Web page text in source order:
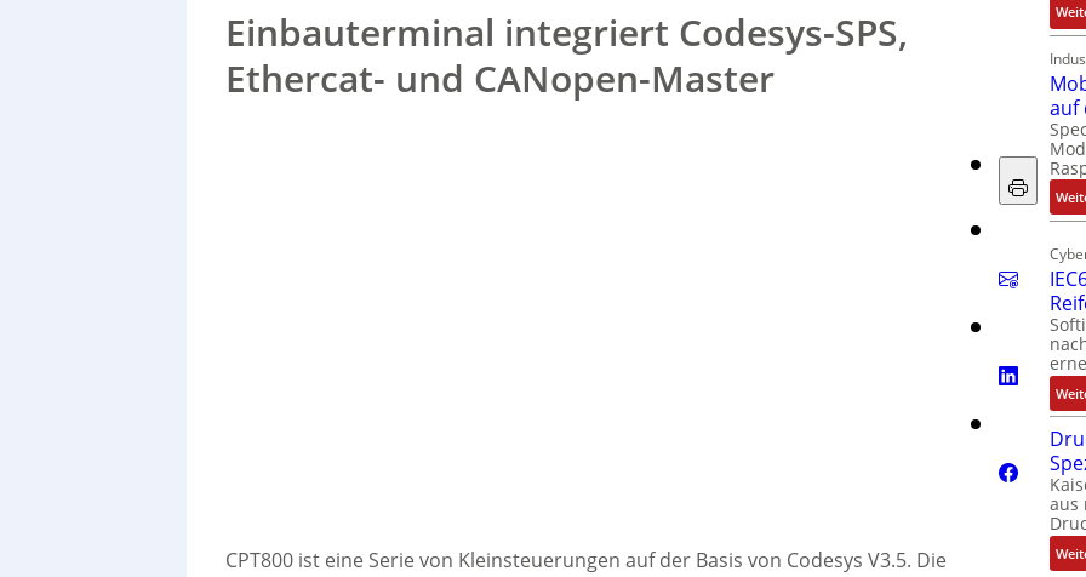
Einbauterminal integriert Codesys-SPS,
Ethercat- und CANopen-Master
CPT800 ist eine Serie von Kleinsteuerungen auf der Basis von Codesys V3.5. Die
auf
aus